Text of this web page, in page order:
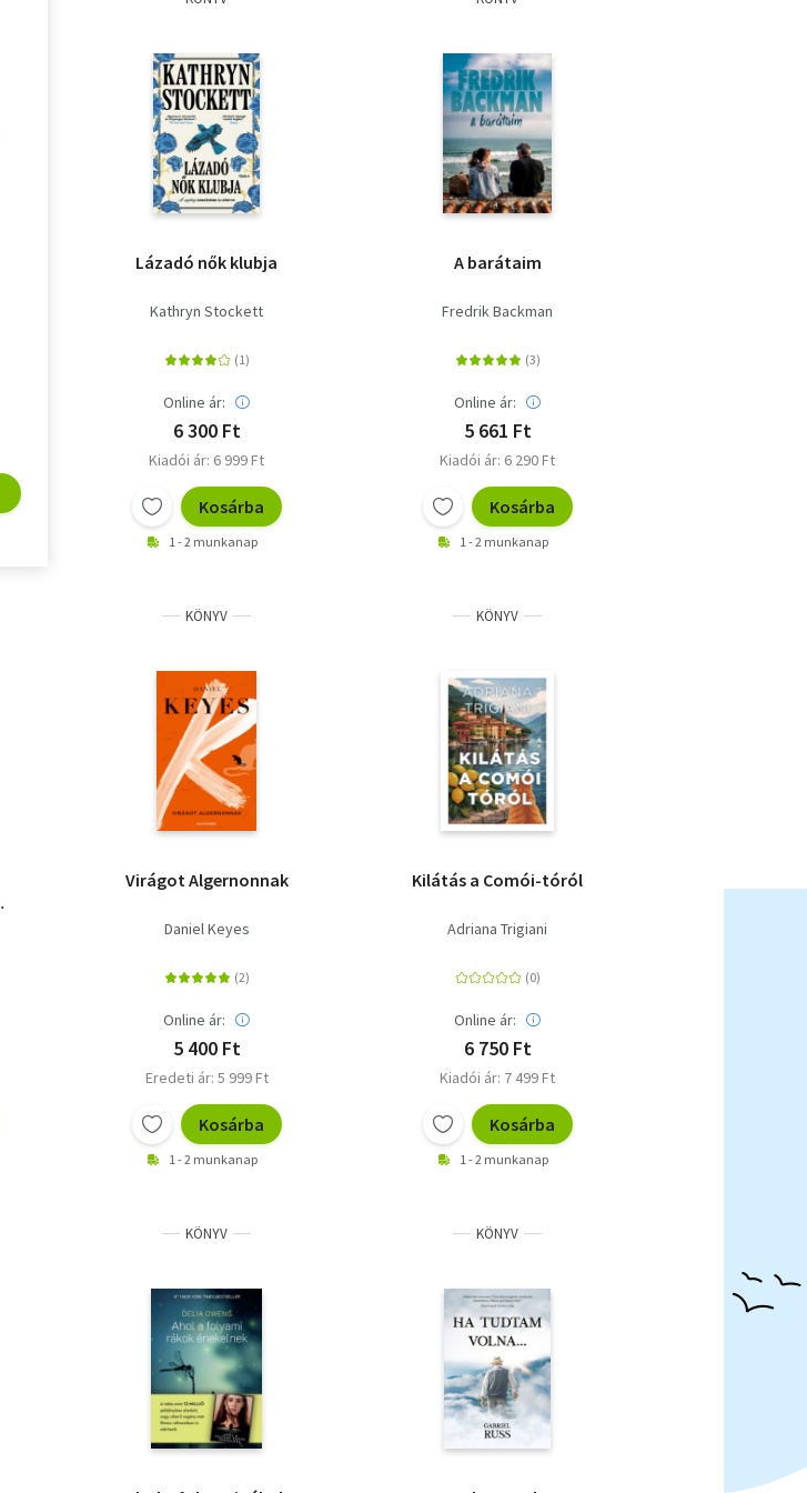
Lázadó nők klubja
Kathryn Stockett
Online ár:
6 300 Ft
Kiadói ár: 6 999 Ft
Kosárba
1 - 2 munkanap
A barátaim
Fredrik Backman
Online ár:
5 661 Ft
Kiadói ár: 6 290 Ft
Kosárba
1 - 2 munkanap
KÖNYV
Virágot Algernonnak
Daniel Keyes
Online ár:
5 400 Ft
Eredeti ár: 5 999 Ft
Kosárba
1 - 2 munkanap
KÖNYV
Kilátás a Comói-tóról
Adriana Trigiani
Online ár:
6 750 Ft
Kiadói ár: 7 499 Ft
Kosárba
1 - 2 munkanap
KÖNYV KÖNYV